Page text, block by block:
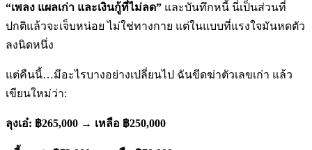
“เพลง แผลเก่า และเงินกู้ที่ไม่ลด” และบันทึกหนี้ นี่เป็นส่วนที่
ปกติแล้วจะเจ็บหน่อย ไม่ใช่ทางกาย แต่ในแบบที่แรงใจมันหดตัว
ลงนิดหนึ่ง
แต่คืนนี้…มีอะไรบางอย่างเปลี่ยนไป ฉันขีดฆ่าตัวเลขเก่า แล้ว
เขียนใหม่ว่า:
ลุงเอ๋: ฿265,000 → เหลือ ฿250,000